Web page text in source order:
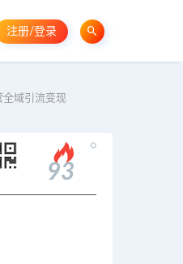
注册/登录
全域引流变现
93
。